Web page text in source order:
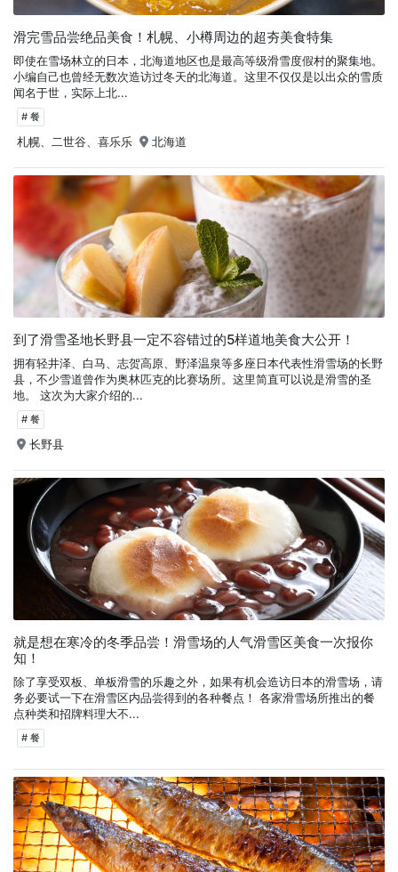
滑完雪品尝绝品美食！札幌、小樽周边的超夯美食特集
即使在雪场林立的日本，北海道地区也是最高等级滑雪度假村的聚集地。
小编自己也曾经无数次造访过冬天的北海道。这里不仅仅是以出众的雪质
闻名于世，实际上北...
# 餐
札幌、二世谷、喜乐乐 北海道
到了滑雪圣地长野县一定不容错过的5样道地美食大公开！
拥有轻井泽、白马、志贺高原、野泽温泉等多座日本代表性滑雪场的长野
县，不少雪道曾作为奥林匹克的比赛场所。这里简直可以说是滑雪的圣
地。 这次为大家介绍的...
# 餐
长野县
就是想在寒冷的冬季品尝！滑雪场的人气滑雪区美食一次报你
知！
除了享受双板、单板滑雪的乐趣之外，如果有机会造访日本的滑雪场，请
务必要试一下在滑雪区内品尝得到的各种餐点！ 各家滑雪场所推出的餐
点种类和招牌料理大不...
# 餐